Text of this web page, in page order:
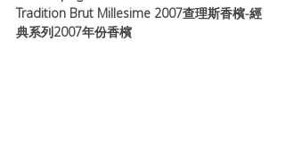
Tradition Brut Millesime 2007查理斯香檳-經
典系列2007年份香檳